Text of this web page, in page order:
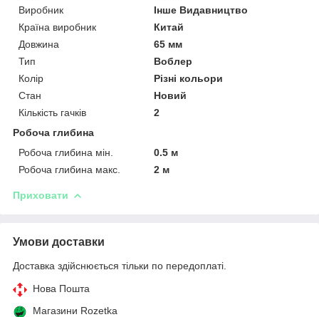
Виробник
Інше Видавництво
Країна виробник
Китай
Довжина
65 мм
Тип
Воблер
Колір
Різні кольори
Стан
Новий
Кількість гачків
2
Робоча глибина
Робоча глибина мін.
0.5 м
Робоча глибина макс.
2 м
Приховати
Умови доставки
Доставка здійснюється тільки по передоплаті.
Нова Пошта
Магазини Rozetka